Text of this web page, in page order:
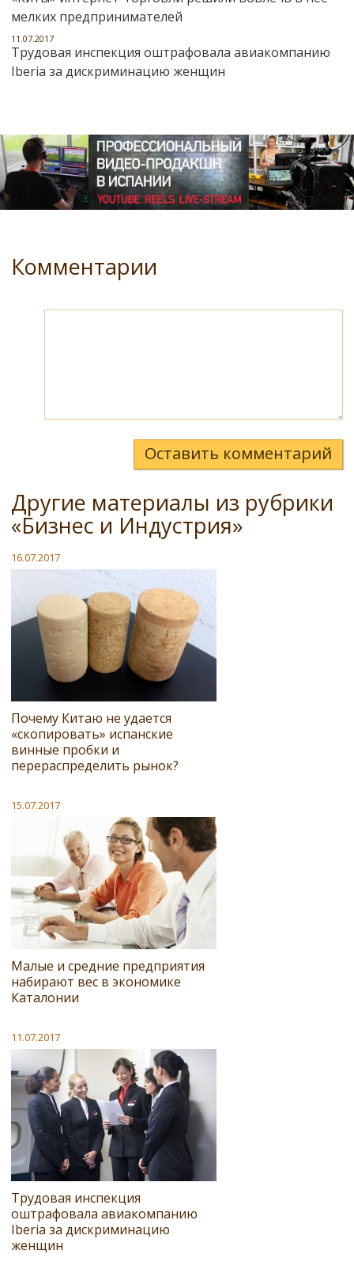
мелких предпринимателей
11.07.2017
Трудовая инспекция оштрафовала авиакомпанию
Iberia за дискриминацию женщин
Комментарии
Оставить комментарий
Другие материалы из рубрики
«Бизнес и Индустрия»
16.07.2017
Почему Китаю не удается
«скопировать» испанские
винные пробки и
перераспределить рынок?
15.07.2017
Малые и средние предприятия
набирают вес в экономике
Каталонии
11.07.2017
Трудовая инспекция
оштрафовала авиакомпанию
Iberia за дискриминацию
женщин